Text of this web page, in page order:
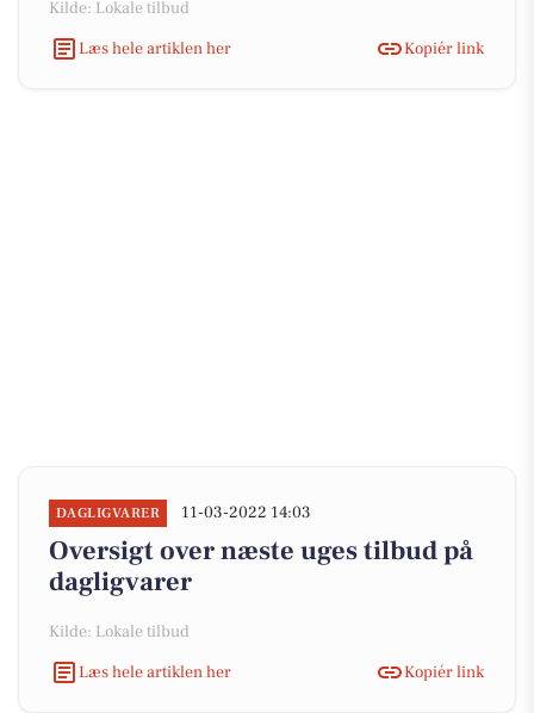
Kilde: Lokale tilbud
Læs hele artiklen her
Kopiér link
DAGLIGVARER 11-03-2022 14:03
Oversigt over næste uges tilbud på
dagligvarer
Kilde: Lokale tilbud
Læs hele artiklen her
Kopiér link